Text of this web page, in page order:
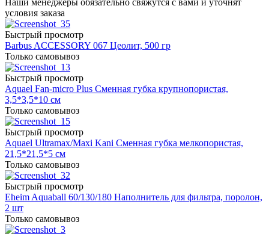
условия заказа
Быстрый просмотр
Barbus ACCESSORY 067 Цеолит, 500 гр
Только самовывоз
Быстрый просмотр
Aquael Fan-micro Plus Сменная губка крупнопористая,
3,5*3,5*10 см
Только самовывоз
Быстрый просмотр
Aquael Ultramax/Maxi Kani Сменная губка мелкопористая,
21,5*21,5*5 см
Только самовывоз
Быстрый просмотр
Eheim Aquaball 60/130/180 Наполнитель для фильтра, поролон,
2 шт
Только самовывоз